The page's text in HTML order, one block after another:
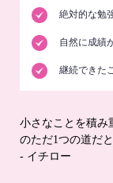
絶対的な勉
自然に成績
継続できた
小さなことを積み
のただ1つの道だ
- イチロー